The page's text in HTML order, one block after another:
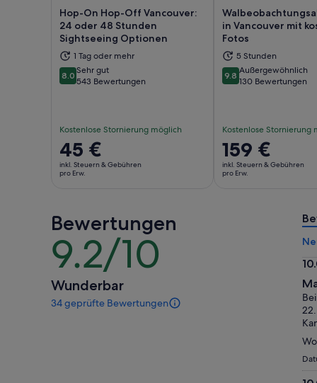
Hop-On Hop-Off Vancouver:
24 oder 48 Stunden
Sightseeing Optionen
1 Tag oder mehr
8.08.0 von 10
Sehr gut
543 Bewertungen
Kostenlose Stornierung möglich
Der
Preis
beträgt
Erw.
45 €
inkl. Steuern & Gebühren
pro Erw.
Wird in einem neuen Tab geöffnet
in Vancouver mit
Fotos
5 Stunden
9.89.8 von 10
Außergewöhnlich
130 Bewertungen
Kostenlose Stornierung
Der
Preis
beträgt
159 €
inkl. Steuern & Gebühren
pro Erw.
Bewertungen
9.2/10
9.2
von
10
Wunderbar
34 geprüfte Bewertungen
34
10.0
10